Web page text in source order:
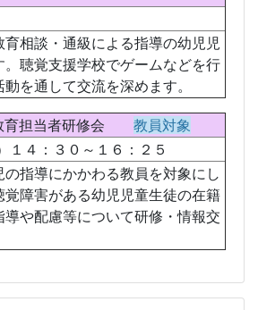
相談・通級による指導の幼児児
聴覚支援学校でゲームなどを行
を通して交流を深めます。
育担当者研修会 教員対象
１４：３０～１６：２５
指導にかかわる教員を対象にし
覚障害がある幼児児童生徒の在籍
や配慮等について研修・情報交